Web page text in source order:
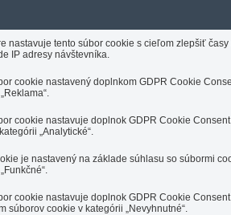
nastavuje tento súbor cookie s cieľom zlepšiť
IP adresy návštevníka.
cookie nastavený doplnkom GDPR Cookie
cookie nastavuje doplnok GDPR Cookie
„Analytické“.
je nastavený na základe súhlasu so súbormi
cookie nastavuje doplnok GDPR Cookie
súborov cookie v kategórii „Nevyhnutné“.